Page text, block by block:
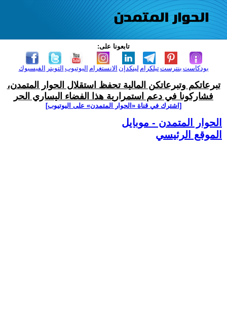
تابعونا على:
الفيسبوك التويتر اليوتيوب الانستغرام لينكدإن تيلكرامبنترست بودكاست
تبرعاتكم وتبرعاتكن المالية تحفظ استقلال الحوار المتمدن،
فشاركونا في دعم استمرارية هذا الفضاء اليساري الحر
[اشترك في قناة ‫«الحوار المتمدن» على اليوتيوب]
الحوار المتمدن - موبايل
الموقع الرئيسي